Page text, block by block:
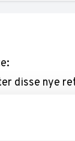
disse nye
i de